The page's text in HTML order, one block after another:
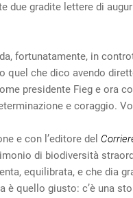
gradite lettere di
fortunatamente, in
quel che dico avendo
presidente Fieg e ora
e coraggio.
e con l’editore del
di biodiversità
equilibrata, e che dia
è quello giusto: c’è una